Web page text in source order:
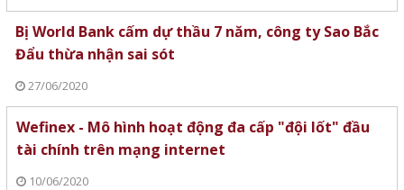
Bị World Bank cấm dự thầu 7 năm, công ty Sao Bắc
Đẩu thừa nhận sai sót
27/06/2020
Wefinex - Mô hình hoạt động đa cấp "đội lốt" đầu
tài chính trên mạng internet
10/06/2020